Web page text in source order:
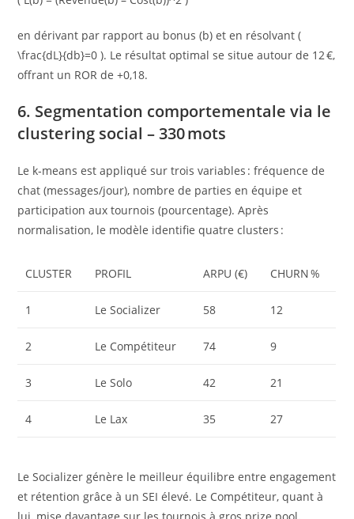
en dérivant par rapport au bonus (b) et en résolvant (
\frac{dL}{db}=0 ). Le résultat optimal se situe autour de 12 €,
offrant un ROR de +0,18.
6. Segmentation comportementale via le
clustering social – 330 mots
Le k‑means est appliqué sur trois variables : fréquence de
chat (messages/jour), nombre de parties en équipe et
participation aux tournois (pourcentage). Après
normalisation, le modèle identifie quatre clusters :
CLUSTER PROFIL ARPU (€) CHURN %
1 Le Socializer 58 12
2 Le Compétiteur 74 9
3 Le Solo 42 21
4 Le Lax 35 27
Le Socializer génère le meilleur équilibre entre engagement
et rétention grâce à un SEI élevé. Le Compétiteur, quant à
lui, mise davantage sur les tournois à gros prize pool,